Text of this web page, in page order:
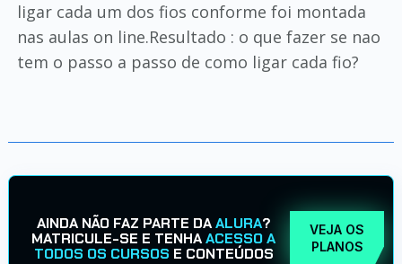
ligar cada um dos fios conforme foi montada
nas aulas on line.Resultado : o que fazer se nao
tem o passo a passo de como ligar cada fio?
AINDA NÃO FAZ PARTE DAALURA?
MATRICULE-SE E TENHAACESSO A
TODOS OS CURSOS E CONTEÚDOS
VEJA OS
PLANOS